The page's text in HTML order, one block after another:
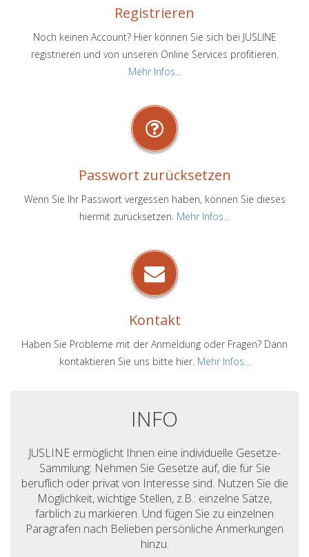
Registrieren
Noch keinen Account? Hier können Sie sich bei JUSLINE
registrieren und von unseren Online Services profitieren.
Mehr Infos...
Passwort zurücksetzen
Wenn Sie Ihr Passwort vergessen haben, können Sie dieses
hiermit zurücksetzen. Mehr Infos...
Kontakt
Haben Sie Probleme mit der Anmeldung oder Fragen? Dann
kontaktieren Sie uns bitte hier. Mehr Infos...
INFO
JUSLINE ermöglicht Ihnen eine individuelle Gesetze-
Sammlung: Nehmen Sie Gesetze auf, die für Sie
beruflich oder privat von Interesse sind. Nutzen Sie die
Möglichkeit, wichtige Stellen, z.B.: einzelne Sätze,
farblich zu markieren. Und fügen Sie zu einzelnen
Paragrafen nach Belieben persönliche Anmerkungen
hinzu.